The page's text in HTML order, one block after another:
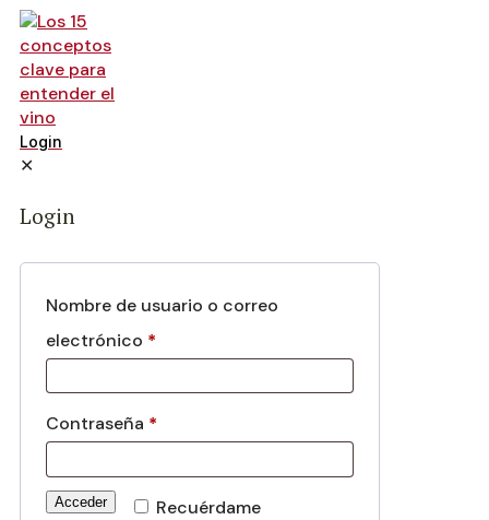
Login
✕
Login
Nombre de usuario o correo
electrónico *
Contraseña *
Recuérdame
Acceder